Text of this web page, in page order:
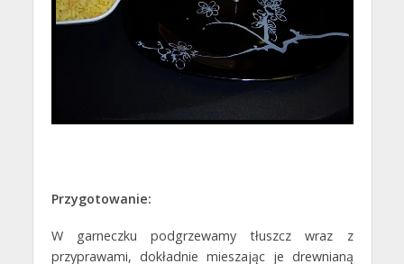
Przygotowanie:
W garneczku podgrzewamy tłuszcz wraz z
przyprawami, dokładnie mieszając je drewnianą